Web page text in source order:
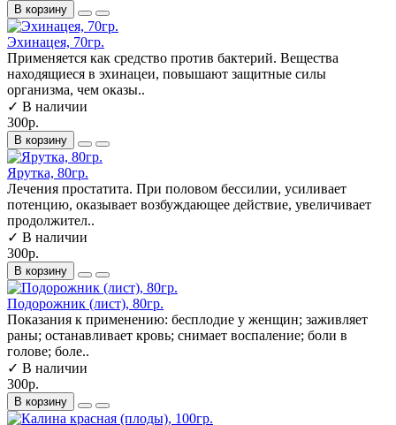
В корзину
Эхинацея, 70гр.
Применяется как средство против бактерий. Вещества
находящиеся в эхинацеи, повышают защитные силы
организма, чем оказы..
✓ В наличии
300р.
В корзину
Ярутка, 80гр.
Лечения простатита. При половом бессилии, усиливает
потенцию, оказывает возбуждающее действие, увеличивает
продолжител..
✓ В наличии
300р.
В корзину
Подорожник (лист), 80гр.
Показания к применению: бесплодие у женщин; заживляет
раны; останавливает кровь; снимает воспаление; боли в
голове; боле..
✓ В наличии
300р.
В корзину